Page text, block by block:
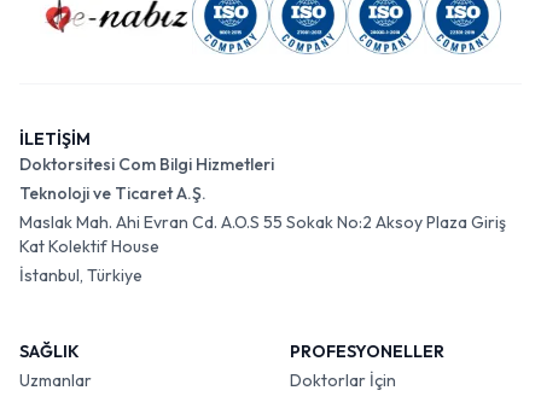
İLETİŞİM
Doktorsitesi Com Bilgi Hizmetleri
Teknoloji ve Ticaret A.Ş.
Maslak Mah. Ahi Evran Cd. A.O.S 55 Sokak No:2 Aksoy Plaza Giriş
Kat Kolektif House
İstanbul, Türkiye
SAĞLIK
Uzmanlar
PROFESYONELLER
Doktorlar İçin